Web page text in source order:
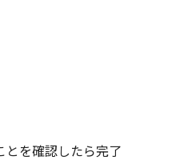
とを確認したら完了